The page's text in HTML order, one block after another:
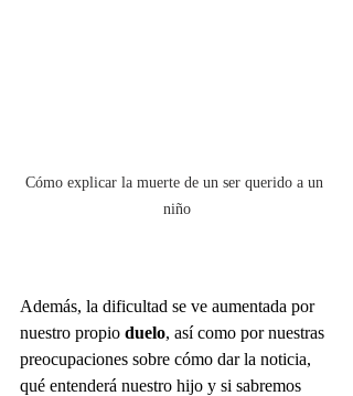
Cómo explicar la muerte de un ser querido a un
niño
Además, la dificultad se ve aumentada por
nuestro propio duelo, así como por nuestras
preocupaciones sobre cómo dar la noticia,
qué entenderá nuestro hijo y si sabremos